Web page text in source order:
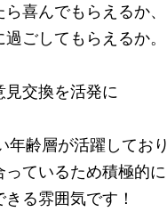
喜んでもらえるか、
ごしてもらえるか。
見交換を活発に
年齢層が活躍しており
ているため積極的に
る雰囲気です！